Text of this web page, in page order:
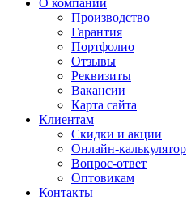
О компании
Производство
Гарантия
Портфолио
Отзывы
Реквизиты
Вакансии
Карта сайта
Клиентам
Скидки и акции
Онлайн-калькулятор
Вопрос-ответ
Оптовикам
Контакты